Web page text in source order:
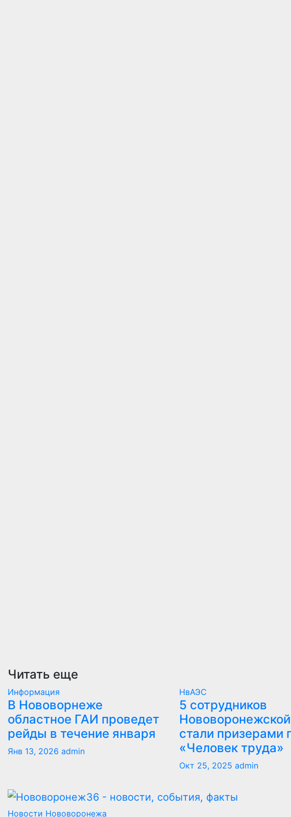
Читать еще
Информация
В Нововорнеже
областное ГАИ проведет
рейды в течение января
Янв 13, 2026 admin
НвАЭС
5 сотрудников
стали призерами
«Человек труда»
Окт 25, 2025 admin
Новости Нововоронежа